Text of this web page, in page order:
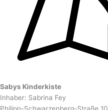
Sabys Kinderkiste
Inhaber: Sabrina Fey